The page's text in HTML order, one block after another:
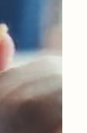
5 let záruka
na celý
sortiment